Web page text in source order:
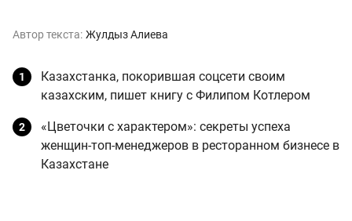
Автор текста: Жулдыз Алиева
Казахстанка, покорившая соцсети своим
казахским, пишет книгу с Филипом Котлером
«Цветочки с характером»: секреты успеха
женщин-топ-менеджеров в ресторанном бизнесе в
Казахстане